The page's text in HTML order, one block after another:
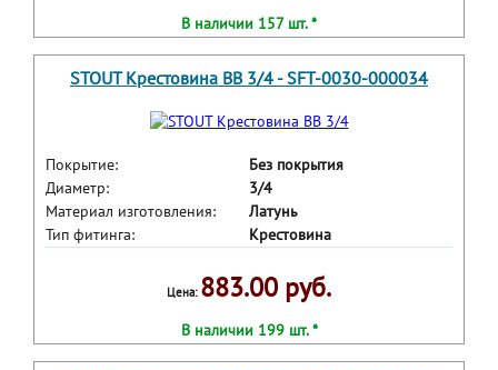
В наличии 157 шт. *
STOUT Крестовина ВВ 3/4 - SFT-0030-000034
Покрытие:
Без покрытия
Диаметр:
3/4
Материал изготовления:
Латунь
Тип фитинга:
Крестовина
Цена: 883.00 руб.
В наличии 199 шт. *